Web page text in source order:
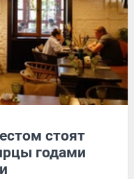
стоят
годами